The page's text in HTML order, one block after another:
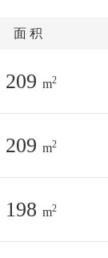
面 积
209 m2
209 m2
198 m2